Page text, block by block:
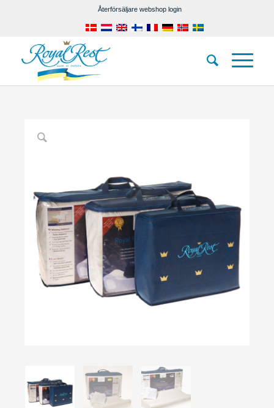
Återförsäljare webshop login